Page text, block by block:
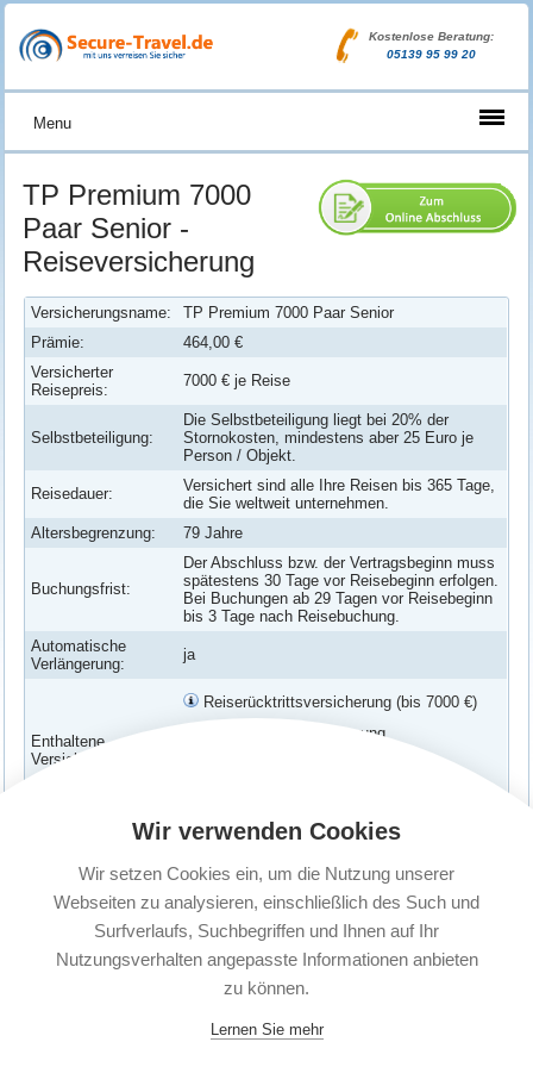
Kostenlose Beratung:
05139 95 99 20
Menu
TP Premium 7000
Paar Senior -
Reiseversicherung
Versicherungsname:
TP Premium 7000 Paar Senior
Prämie:
464,00 €
Versicherter
Reisepreis:
7000 € je Reise
Selbstbeteiligung:
Die Selbstbeteiligung liegt bei 20% der
Stornokosten, mindestens aber 25 Euro je
Person / Objekt.
Reisedauer:
Versichert sind alle Ihre Reisen bis 365 Tage,
die Sie weltweit unternehmen.
Altersbegrenzung:
79 Jahre
Buchungsfrist:
Der Abschluss bzw. der Vertragsbeginn muss
spätestens 30 Tage vor Reisebeginn erfolgen.
Bei Buchungen ab 29 Tagen vor Reisebeginn
bis 3 Tage nach Reisebuchung.
Automatische
Verlängerung:
ja
Enthaltene
Versicherungen:
Reiserücktrittsversicherung (bis 7000 €)
Reiseabbruchversicherung
Paar: Zwei Erwachsene (unabhängig vom
Kündigungsfrist:
1 Monat vor Ablauf
Wir verwenden Cookies
Wir setzen Cookies ein, um die Nutzung unserer
Webseiten zu analysieren, einschließlich des Such und
Surfverlaufs, Suchbegriffen und Ihnen auf Ihr
Nutzungsverhalten angepasste Informationen anbieten
zu können.
Lernen Sie mehr